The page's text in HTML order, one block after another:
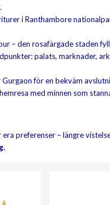
i Ranthambore
– den rosafärgade staden
palats, marknader,
för en bekväm
med minnen som
era preferenser – längre